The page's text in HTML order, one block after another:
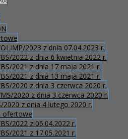
2023 z dnia 07.04.2023 r.
2022 z dnia 6 kwietnia 2022 r.
2021 z dnia 17 maja 2021 r.
2021 z dnia 13 maja 2021 r.
2020 z dnia 3 czerwca 2020 r.
2020 z dnia 3 czerwca 2020 r.
2020 z dnia 4 lutego 2020 r.
ofertowe
2022 z 06.04.2022 r.
2021 z 17.05.2021 r.